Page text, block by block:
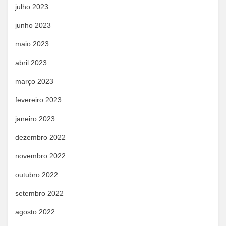
julho 2023
junho 2023
maio 2023
abril 2023
março 2023
fevereiro 2023
janeiro 2023
dezembro 2022
novembro 2022
outubro 2022
setembro 2022
agosto 2022